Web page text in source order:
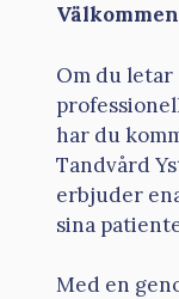
Om du
har du
Tandvård
erbjuder
sina
Med en